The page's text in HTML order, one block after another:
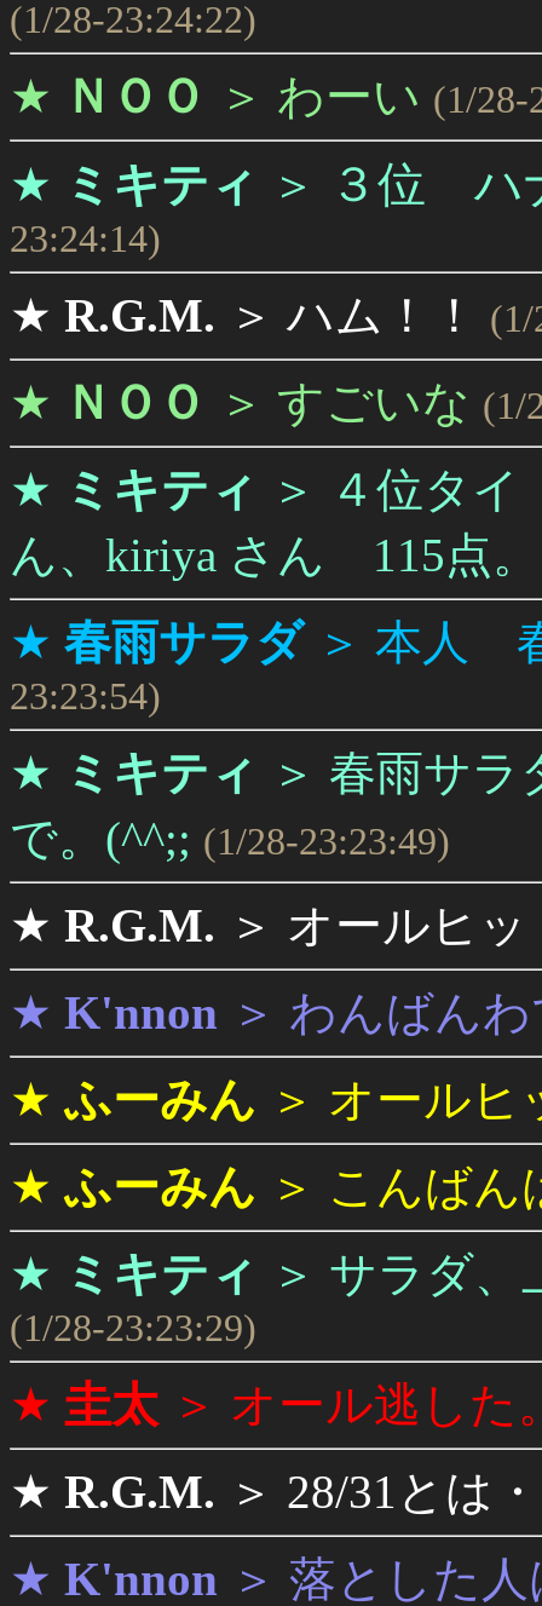
(1/28-23:24:22)
★ ＮＯＯ ＞ わーい (1/28-
★ ミキティ ＞ ３位 ハ
23:24:14)
★ R.G.M. ＞ハム！！ (1/
★ ＮＯＯ ＞ すごいな (1/
★ ミキティ ＞
４位タ
ん、kiriya さん 115点。
★ 春雨サラダ＞ 本人
23:23:54)
★ ミキティ ＞ 春雨サラ
で。(^^;; (1/28-23:23:49)
★ R.G.M. ＞ オールヒ
★ K'nnon ＞ わんばん
★ふーみん ＞ オールヒ
★ふーみん ＞ こんばん
★ ミキティ ＞ サラダ、
(1/28-23:23:29)
★ 圭太 ＞ オール逃した
★ R.G.M. ＞ 28/31とは
★ K'nnon ＞ 落とした